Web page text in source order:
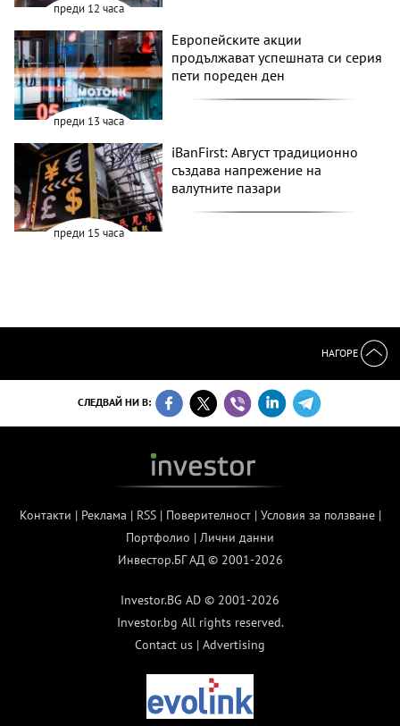
преди 12 часа
преди 13 часа
Европейските акции
продължават успешната си серия
пети пореден ден
преди 15 часа
iBanFirst: Август традиционно
създава напрежение на
валутните пазари
НАГОРЕ
СЛЕДВАЙ НИ В:
Контакти | Реклама | RSS| Поверителност| Условия за ползване|
Портфолио | Лични данни
Инвестор.БГ АД © 2001-2026
Investor.BG AD © 2001-2026
Investor.bg All rights reserved.
Contact us | Advertising